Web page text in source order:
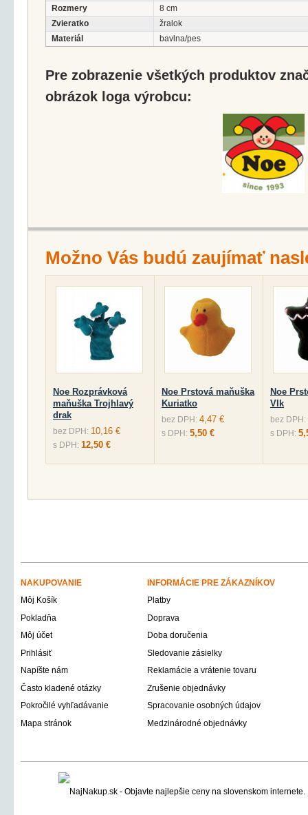
Rozmery
8 cm
Zvieratko
žralok
Materiál
bavlna/pes
Pre zobrazenie všetkých produktov
obrázok loga výrobcu:
Možno Vás budú zaujímať
Noe Rozprávková
maňuška Trojhlavý
drak
bez DPH: 10,16 €
s DPH: 12,50 €
Noe Prstová maňuška
Kuriatko
bez DPH: 4,47 €
s DPH: 5,50 €
Noe
Vlk
bez DPH:
s DPH:
NAKUPOVANIE
INFORMÁCIE PRE ZÁKAZNÍKOV
Môj Košík
Platby
Pokladňa
Doprava
Môj účet
Doba doručenia
Prihlásiť
Sledovanie zásielky
Napíšte nám
Reklamácie a vrátenie tovaru
Často kladené otázky
Zrušenie objednávky
Pokročilé vyhľadávanie
Spracovanie osobných údajov
Mapa stránok
Medzinárodné objednávky